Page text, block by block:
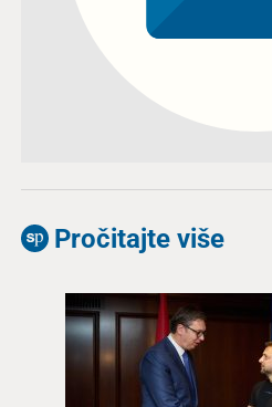
Pročitajte više